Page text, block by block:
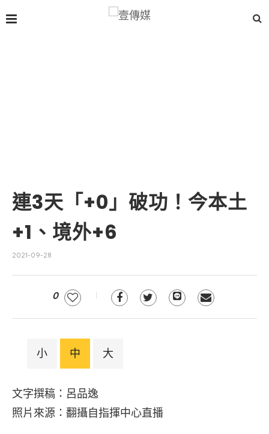
連3天「+0」破功！今本土
+1、境外+6
2021-09-28
0
小 中 大
文字撰稿：呂品逸
照片來源：翻攝自指揮中心直播